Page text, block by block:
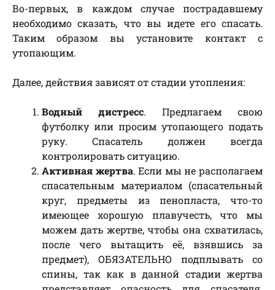
Во-первых, в каждом случае пострадавшему
необходимо сказать, что вы идете его спасать.
Таким образом вы установите контакт с
утопающим.
Далее, действия зависят от стадии утопления:
Водный дистресс. Предлагаем свою
футболку или просим утопающего подать
руку. Спасатель должен всегда
контролировать ситуацию.
Активная жертва. Если мы не располагаем
спасательным материалом (спасательный
круг, предметы из пенопласта, что-то
имеющее хорошую плавучесть, что мы
можем дать жертве, чтобы она схватилась,
после чего вытащить её, взявшись за
предмет), ОБЯЗАТЕЛЬНО подплывать со
спины, так как в данной стадии жертва